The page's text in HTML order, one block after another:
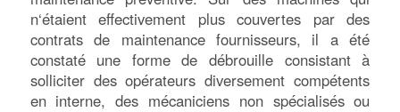
n‘étaient effectivement plus couvertes par des
contrats de maintenance fournisseurs, il a été
constaté une forme de débrouille consistant à
solliciter des opérateurs diversement compétents
en interne, des mécaniciens non spécialisés ou